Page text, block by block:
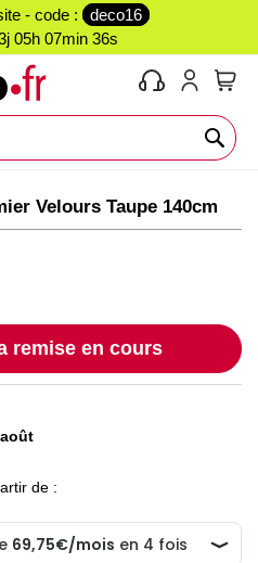
- code :
deco16
05h 07min 35s
Velours Taupe 140cm
remise en cours
de :